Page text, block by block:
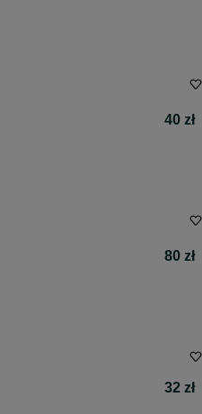
40 zł
80 zł
32 zł